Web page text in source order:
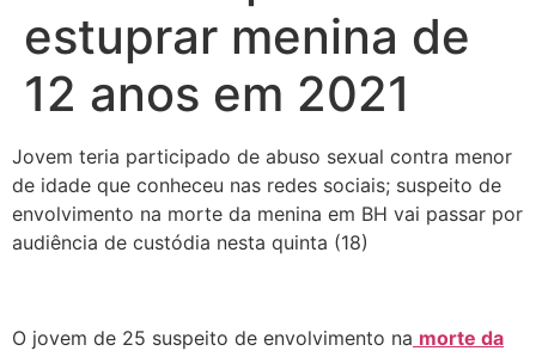
estuprar menina de
12 anos em 2021
Jovem teria participado de abuso sexual contra menor
de idade que conheceu nas redes sociais; suspeito de
envolvimento na morte da menina em BH vai passar por
audiência de custódia nesta quinta (18)
O jovem de 25 suspeito de envolvimento na morte da